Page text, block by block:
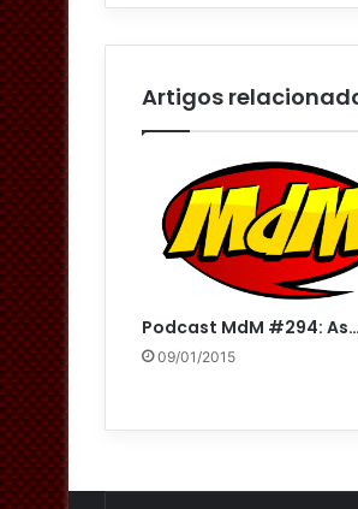
Artigos
Podcast MdM #294: As…
09/01/2015